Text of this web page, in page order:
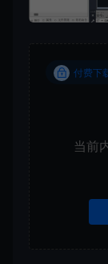
付费下
当前